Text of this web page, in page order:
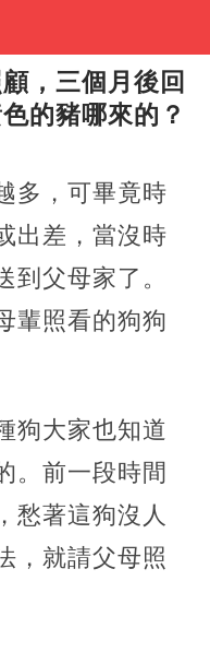
，三個月後回
的豬哪來的？
多，可畢竟時
出差，當沒時
到父母家了。
輩照看的狗狗
狗大家也知道
。前一段時間
愁著這狗沒人
，就請父母照